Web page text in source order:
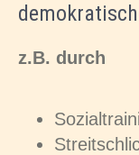
z.B. durch